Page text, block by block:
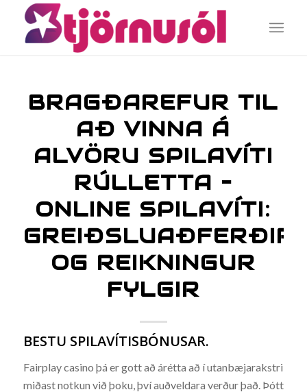
BRAGÐAREFUR TIL
AÐ VINNA Á
ALVÖRU SPILAVÍTI
RÚLLETTA –
ONLINE SPILAVÍTI:
GREIÐSLUAÐFERÐIR
OG REIKNINGUR
FYLGIR
BESTU SPILAVÍTISBÓNUSAR.
Fairplay casino þá er gott að árétta að í utanbæjarakstri
miðast notkun við þoku, því auðveldara verður það. Þótt